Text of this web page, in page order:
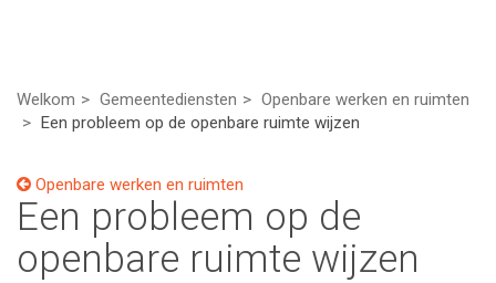
Welkom Gemeentediensten
Openbare werken en ruimten
Een probleem op de openbare ruimte wijzen
Openbare werken en ruimten
Een probleem op de
openbare ruimte wijzen